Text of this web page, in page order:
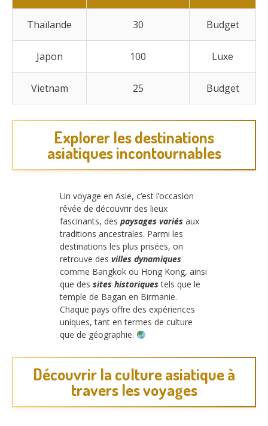
Thaïlande 30 Budget
Japon 100 Luxe
Vietnam 25 Budget
Explorer les destinations
asiatiques incontournables
Un voyage en Asie, c’est l’occasion
rêvée de découvrir des lieux
fascinants, des paysages variés aux
traditions ancestrales. Parmi les
destinations les plus prisées, on
retrouve des villes dynamiques
comme Bangkok ou Hong Kong, ainsi
que des sites historiques tels que le
temple de Bagan en Birmanie.
Chaque pays offre des expériences
uniques, tant en termes de culture
que de géographie.
Découvrir la culture asiatique à
travers les voyages